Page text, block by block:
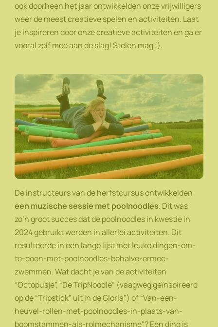
ook doorheen het jaar ontwikkelden onze vrijwilligers
weer de meest creatieve spelen en activiteiten. Laat
je inspireren door onze creatieve activiteiten en ga er
vooral zelf mee aan de slag! Stelen mag ;).
De instructeurs van de herfstcursus ontwikkelden
een muzische sessie met poolnoodles. Dit was
zo’n groot succes dat de poolnoodles in kwestie in
2024 gebruikt werden in allerlei activiteiten. Dit
resulteerde in een lange lijst met leuke dingen-om-
te-doen-met-poolnoodles-behalve-ermee-
zwemmen. Wat dacht je van de activiteiten
“Octopusje”, “De TripNoodle” (vaagweg geïnspireerd
op de “Tripstick” uit In de Gloria”) of “Van-een-
heuvel-rollen-met-poolnoodles-in-plaats-van-
boomstammen-als-rolmechanisme"? Eén ding is